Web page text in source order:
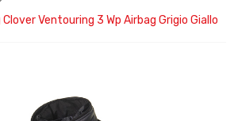
Ventouring 3 Wp Airbag Grigio Giallo